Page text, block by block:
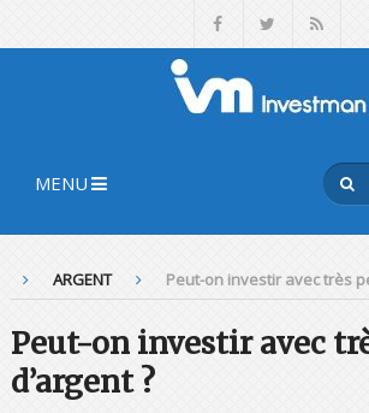
MENU
ARGENT Peut-on investir avec très
Peut-on investir avec
d’argent ?